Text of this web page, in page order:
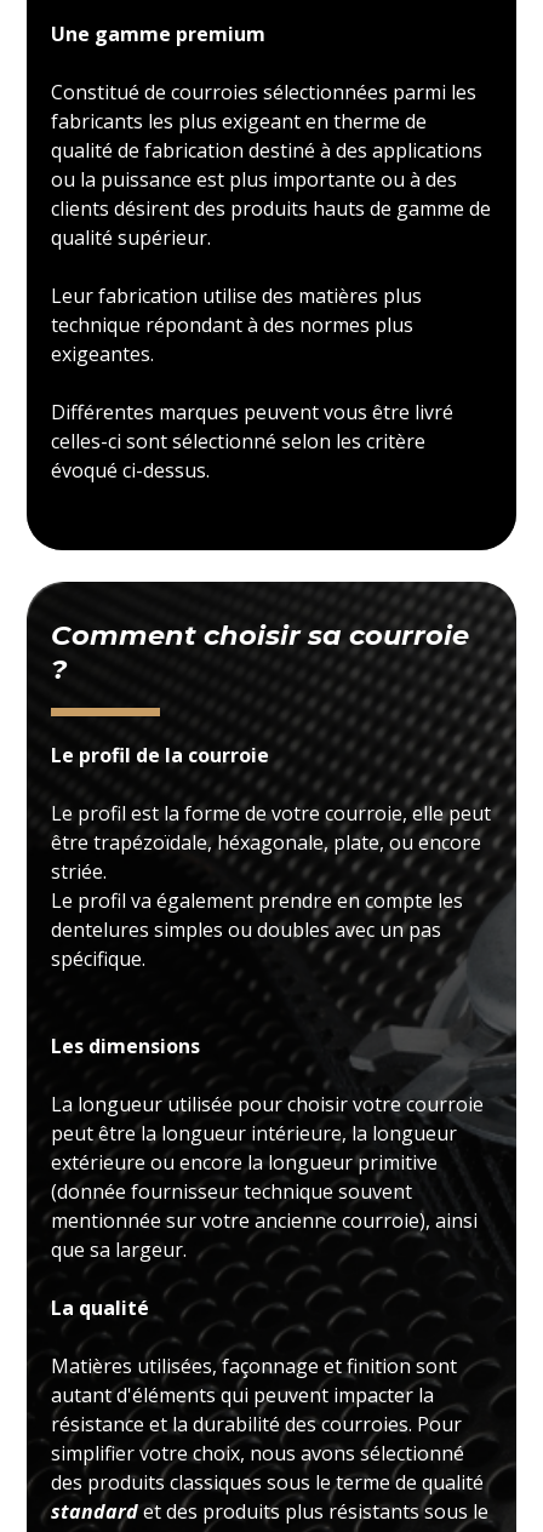
Une gamme premium
Constitué de courroies sélectionnées parmi les
fabricants les plus exigeant en therme de
qualité de fabrication destiné à des applications
ou la puissance est plus importante ou à des
clients désirent des produits hauts de gamme de
qualité supérieur.
Leur fabrication utilise des matières plus
technique répondant à des normes plus
exigeantes.
Différentes marques peuvent vous être livré
celles-ci sont sélectionné selon les critère
évoqué ci-dessus.
Comment choisir sa courroie
?
Le profil de la courroie
Le profil est la forme de votre courroie, elle peut
être trapézoïdale, héxagonale, plate, ou encore
striée.
Le profil va également prendre en compte les
dentelures simples ou doubles avec un pas
spécifique.
Les dimensions
La longueur utilisée pour choisir votre courroie
peut être la longueur intérieure, la longueur
extérieure ou encore la longueur primitive
(donnée fournisseur technique souvent
mentionnée sur votre ancienne courroie), ainsi
que sa largeur.
La qualité
Matières utilisées, façonnage et finition sont
autant d'éléments qui peuvent impacter la
résistance et la durabilité des courroies. Pour
simplifier votre choix, nous avons sélectionné
des produits classiques sous le terme de qualité
standardet des produits plus résistants sous le